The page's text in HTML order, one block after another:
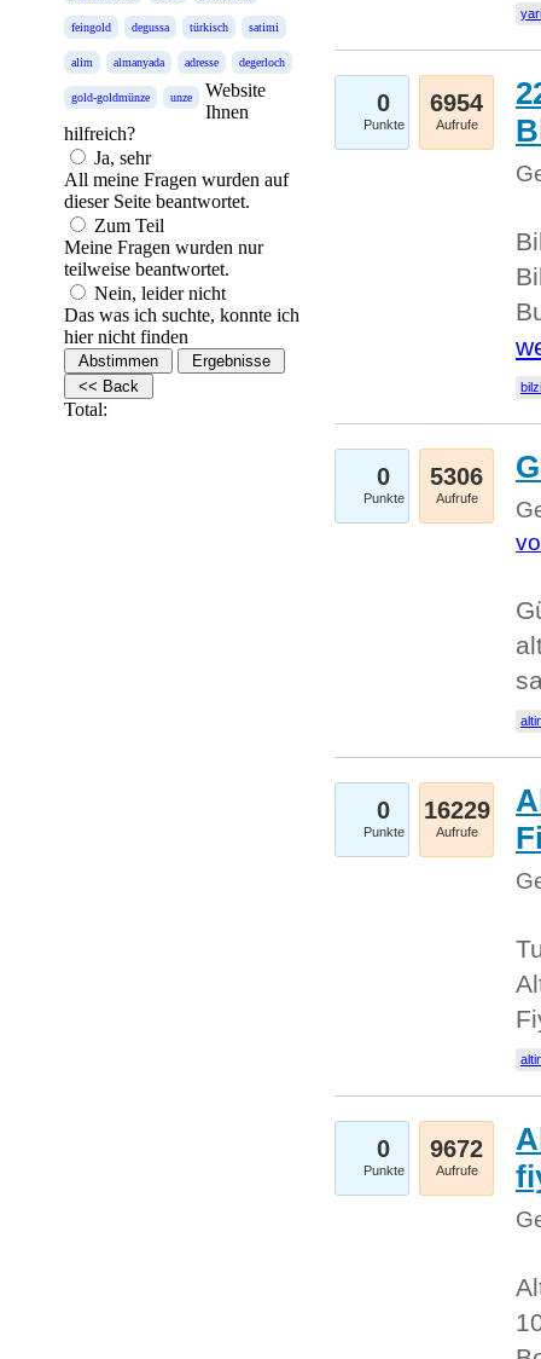
feingold degussa türkisch satimi
alim almanyada adresse degerloch
gold-goldmünze unze
Website
Ihnen
hilfreich?
Ja, sehr
All meine Fragen wurden auf
dieser Seite beantwortet.
Zum Teil
Meine Fragen wurden nur
teilweise beantwortet.
Nein, leider nicht
Das was ich suchte, konnte ich
hier nicht finden
Total:
0
Punkte
6954
Aufrufe
0
Punkte
5306
Aufrufe
0
Punkte
16229
Aufrufe
0
Punkte
9672
Aufrufe